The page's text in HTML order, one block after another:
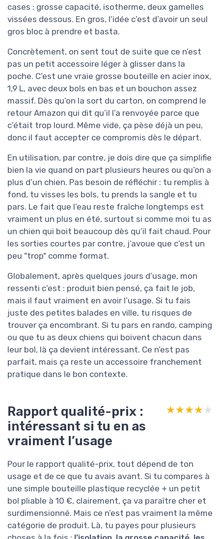
cases : grosse capacité, isotherme, deux gamelles
vissées dessous. En gros, l’idée c’est d’avoir un seul
gros bloc à prendre et basta.
Concrètement, on sent tout de suite que ce n’est
pas un petit accessoire léger à glisser dans la
poche. C’est une vraie grosse bouteille en acier inox,
1,9 L, avec deux bols en bas et un bouchon assez
massif. Dès qu’on la sort du carton, on comprend le
retour Amazon qui dit qu’il l’a renvoyée parce que
c’était trop lourd. Même vide, ça pèse déjà un peu,
donc il faut accepter ce compromis dès le départ.
En utilisation, par contre, je dois dire que ça simplifie
bien la vie quand on part plusieurs heures ou qu’on a
plus d’un chien. Pas besoin de réfléchir : tu remplis à
fond, tu visses les bols, tu prends la sangle et tu
pars. Le fait que l’eau reste fraîche longtemps est
vraiment un plus en été, surtout si comme moi tu as
un chien qui boit beaucoup dès qu’il fait chaud. Pour
les sorties courtes par contre, j’avoue que c’est un
peu "trop" comme format.
Globalement, après quelques jours d’usage, mon
ressenti c’est : produit bien pensé, ça fait le job,
mais il faut vraiment en avoir l’usage. Si tu fais
juste des petites balades en ville, tu risques de
trouver ça encombrant. Si tu pars en rando, camping
ou que tu as deux chiens qui boivent chacun dans
leur bol, là ça devient intéressant. Ce n’est pas
parfait, mais ça reste un accessoire franchement
pratique dans le bon contexte.
Rapport qualité-prix :
intéressant si tu en as
vraiment l’usage
★★★★★
★★★★★
Pour le rapport qualité-prix, tout dépend de ton
usage et de ce que tu avais avant. Si tu compares à
une simple bouteille plastique recyclée + un petit
bol pliable à 10 €, clairement, ça va paraître cher et
surdimensionné. Mais ce n’est pas vraiment la même
catégorie de produit. Là, tu payes pour plusieurs